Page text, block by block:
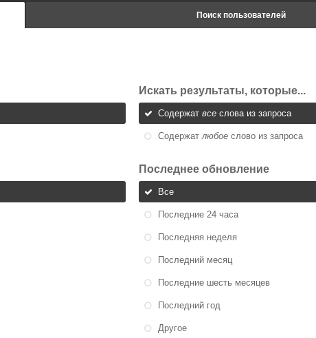
Поиск пользователей
Искать результаты, которые...
Содержатвсе слова из запроса
Содержатлюбое слово из запроса
Последнее обновление
Все
Последние 24 часа
Последняя неделя
Последний месяц
Последние шесть месяцев
Последний год
Другое